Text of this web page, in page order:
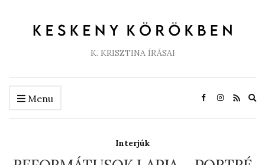
K. KRISZTINA ÍRÁSAI
Menu
Interjúk